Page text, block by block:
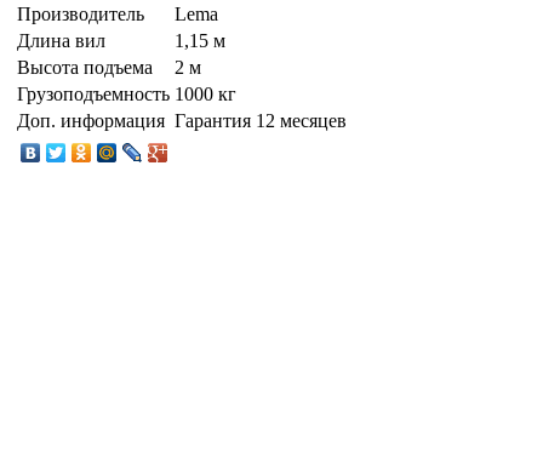
Производитель
Lema
Длина вил
1,15 м
Высота подъема
2 м
Грузоподъемность 1000 кг
Доп. информация Гарантия 12 месяцев